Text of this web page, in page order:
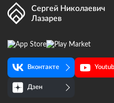
Сергей Николаевич
Лазарев
Вконтакте
Дзен